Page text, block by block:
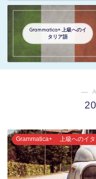
Grammatica+ 上級へのイ
タリア語
―
Grammatica+ 上級へのイタ